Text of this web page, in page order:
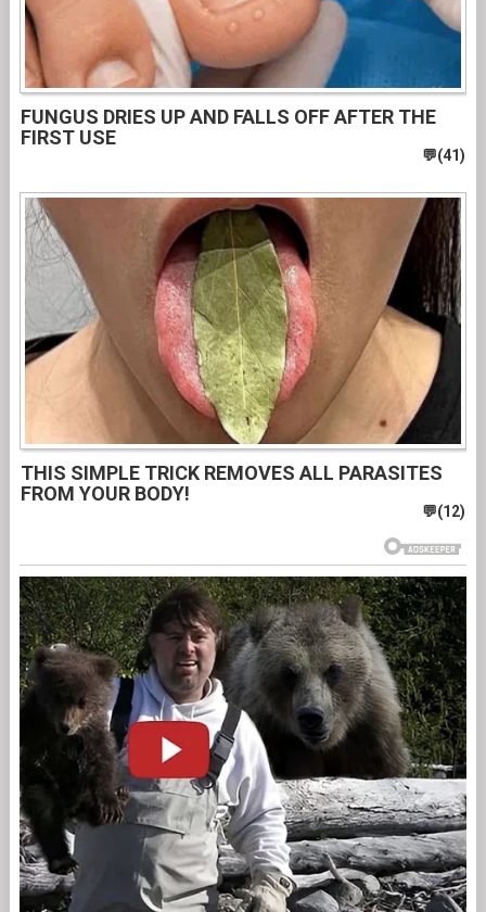
FUNGUS DRIES UP AND FALLS OFF AFTER THE
FIRST USE
THIS SIMPLE TRICK REMOVES ALL PARASITES
FROM YOUR BODY!